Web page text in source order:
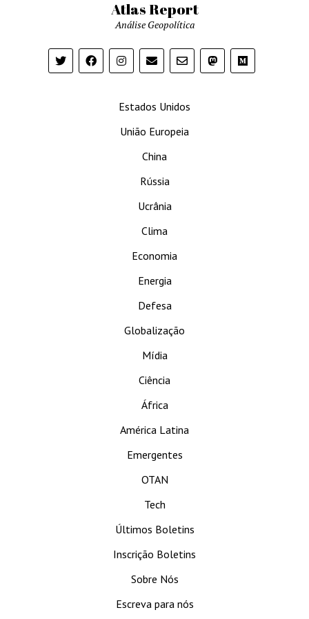
Atlas Report
Análise Geopolítica
Estados Unidos
União Europeia
China
Rússia
Ucrânia
Clima
Economia
Energia
Defesa
Globalização
Mídia
Ciência
África
América Latina
Emergentes
OTAN
Tech
Últimos Boletins
Inscrição Boletins
Sobre Nós
Escreva para nós